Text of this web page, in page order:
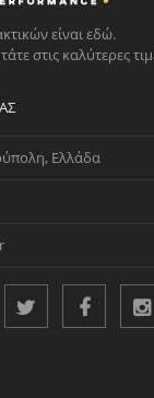
είναι εδώ.
στις καλύτερες
Ελλάδα